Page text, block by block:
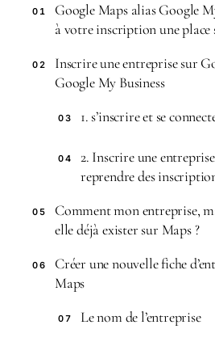
01
Google Maps alias Google
à votre inscription une place
02
Inscrire une entreprise sur
Google My Business
03 1. s’inscrire et se
04
2. Inscrire une
reprendre des
05
Comment mon entreprise,
elle déjà exister sur Maps ?
06
Créer une nouvelle fiche
Maps
07 Le nom de l’entreprise